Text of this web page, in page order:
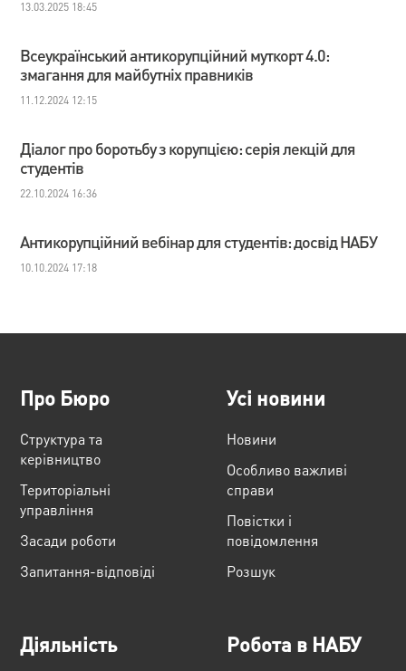
13.03.2025 18:45
Всеукраїнський антикорупційний муткорт 4.0:
змагання для майбутніх правників
11.12.2024 12:15
Діалог про боротьбу з корупцією: серія лекцій для
студентів
22.10.2024 16:36
Антикорупційний вебінар для студентів: досвід НАБУ
10.10.2024 17:18
Про Бюро
Структура та
керівництво
Територіальні
управління
Засади роботи
Запитання-відповіді
Усі новини
Новини
Особливо важливі
справи
Повістки і
повідомлення
Розшук
Діяльність Робота в НАБУ